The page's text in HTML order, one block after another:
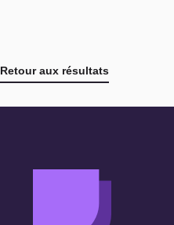
Retour aux résultats